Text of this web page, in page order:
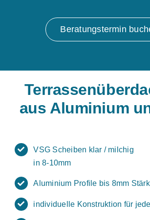
Beratungstermin
aus Aluminium
VSG Scheiben klar / milchig
in 8-10mm
Aluminium Profile bis 8mm
individuelle Konstruktion für